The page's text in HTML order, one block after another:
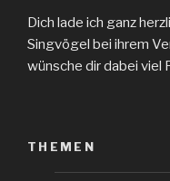
Dich lade ich ganz
Singvögel bei ihrem
wünsche dir dabei viel
THEMEN